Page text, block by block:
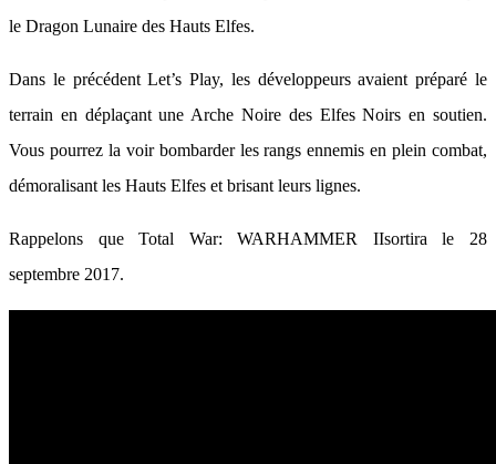
le Dragon Lunaire des Hauts Elfes.
Dans le précédent Let’s Play, les développeurs avaient préparé le
terrain en déplaçant une Arche Noire des Elfes Noirs en soutien.
Vous pourrez la voir bombarder les rangs ennemis en plein combat,
démoralisant les Hauts Elfes et brisant leurs lignes.
Rappelons que Total War: WARHAMMER IIsortira le 28
septembre 2017.